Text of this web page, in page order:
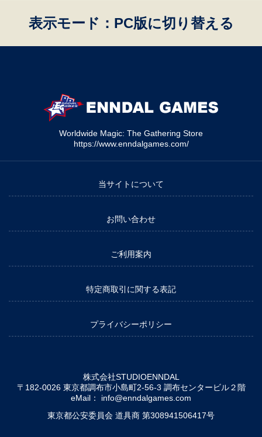
表示モード：PC版に切り替える
Worldwide Magic: The Gathering Store
https://www.enndalgames.com/
当サイトについて
お問い合わせ
ご利用案内
特定商取引に関する表記
プライバシーポリシー
株式会社STUDIOENNDAL
〒182-0026 東京都調布市小島町2-56-3 調布センタービル２階
eMail： info@enndalgames.com
東京都公安委員会 道具商 第308941506417号